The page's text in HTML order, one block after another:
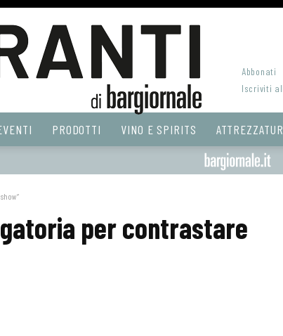
Abbonati
Iscriviti
PRODOTTI VINO E SPIRITS
per contrastare